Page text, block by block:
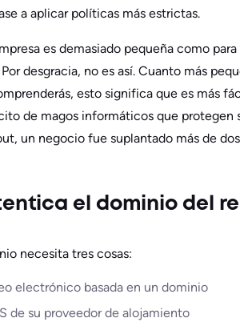
a aplicar políticas más estrictas.
es demasiado pequeña como
desgracia, no es así. Cuanto más
esto significa que es más
de magos informáticos que protegen
un negocio fue suplantado más de
el dominio del
necesita tres cosas:
electrónico basada en un dominio
de su proveedor de alojamiento